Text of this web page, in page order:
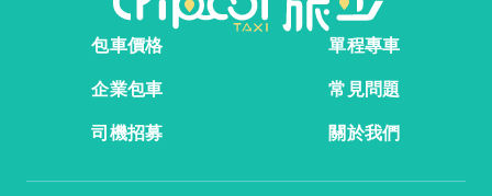
包車價格
單程專車
企業包車
常見問題
司機招募
關於我們